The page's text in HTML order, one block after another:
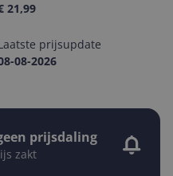
21,99
prijsupdate
08-2026
prijsdaling
zakt